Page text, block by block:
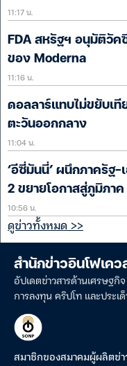
11:17 น.
FDA สหรัฐฯ อนุมัติวั
ของ Moderna
11:16 น.
ดอลลาร์แทบไม่ขยับเ
ตะวันออกกลาง
11:04 น.
‘อีซี่มันนี่’ ผนึกภาครัฐ
2 ขยายโอกาสสู่ภูมิภาค
10:56 น.
ดูข่าวทั้งหมด >>
สำนักข่าวอินโฟเคว
อัปเดตข่าวสารด้านเศรษฐกิ
การลงทุน คริปโท และประเ
สมาชิกของสมาคมผู้ผลิตข่